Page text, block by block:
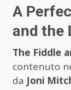
A
and the
The Fiddle
contenuto
da Joni